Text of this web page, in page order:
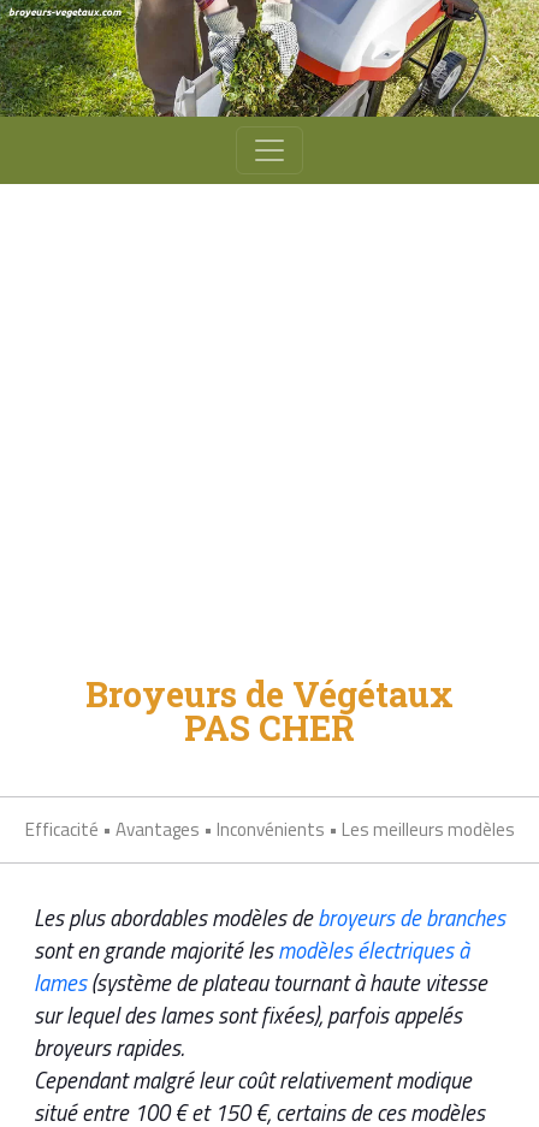
Broyeurs de Végétaux
PAS CHER
Efficacité • Avantages • Inconvénients • Les meilleurs modèles
Les plus abordables modèles debroyeurs de branches
sont en grande majorité lesmodèles électriques à
lames(système de plateau tournant à haute vitesse
sur lequel des lames sont fixées), parfois appelés
broyeurs rapides.
Cependant malgré leur coût relativement modique
situé entre 100 € et 150 €, certains de ces modèles